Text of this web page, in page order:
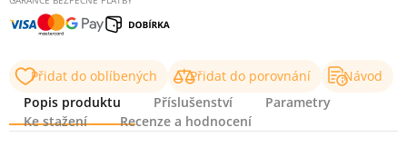
Přidat do oblíbených Přidat do porovnání
Návod
Popis produktu
Příslušenství
Parametry
Ke stažení
Recenze a hodnocení